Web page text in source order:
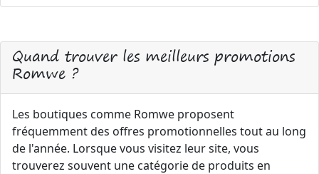
Quand trouver les meilleurs promotions
Romwe ?
Les boutiques comme Romwe proposent
fréquemment des offres promotionnelles tout au long
de l'année. Lorsque vous visitez leur site, vous
trouverez souvent une catégorie de produits en